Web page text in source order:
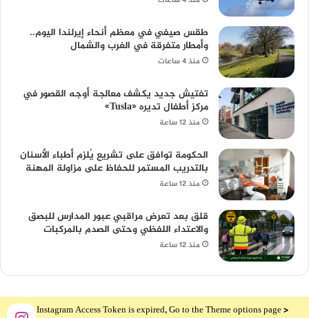
طقس صيفي في معظم أنحاء إيرلندا اليوم..
وأمطار متفرقة في الغرب والشمال
منذ 4 ساعات
تفتيش جديد يكشف معالجة أوجه القصور في
مركز أطفال تديره «Tusla»
منذ 12 ساعة
الحكومة توافق على تشريع يُلزم أطباء الأسنان
بالتدريب المستمر للحفاظ على مزاولة المهنة
منذ 12 ساعة
قلق بعد تعرض مراقبي عبور المدارس للبصق
والاعتداء اللفظي وحتى الصدم بالمركبات
منذ 12 ساعة
The Instagram Access Token is expired, Go to the Theme options page >